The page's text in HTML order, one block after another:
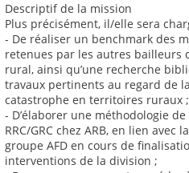
Descriptif de la mission
Plus précisément, il/elle sera
- De réaliser un benchmark des
retenues par les autres bailleurs
rural, ainsi qu’une recherche
travaux pertinents au regard de
catastrophe en territoires ruraux ;
- D’élaborer une méthodologie
RRC/GRC chez ARB, en lien
groupe AFD en cours de
interventions de la division ;